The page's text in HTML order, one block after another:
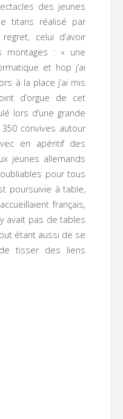
des jeunes
titans réalisé par
celui d’avoir
: « une
et hop j’ai
à la place j’ai mis
d’orgue de cet
lors d’une grande
convives autour
en apéritif des
jeunes allemands
pour tous
poursuivie à table,
français,
avait pas de tables
étant aussi de se
de tisser des liens